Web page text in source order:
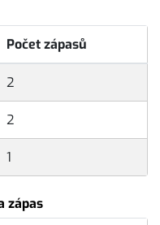
Počet zápasů
2
2
1
zápas